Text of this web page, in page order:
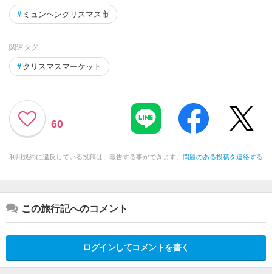
# ミュンヘンクリスマス市
関連タグ
# クリスマスマーケット
60
利用規約に違反している投稿は、報告する事ができます。 問題のある投稿を連絡する
この旅行記へのコメント
ログインしてコメントを書く